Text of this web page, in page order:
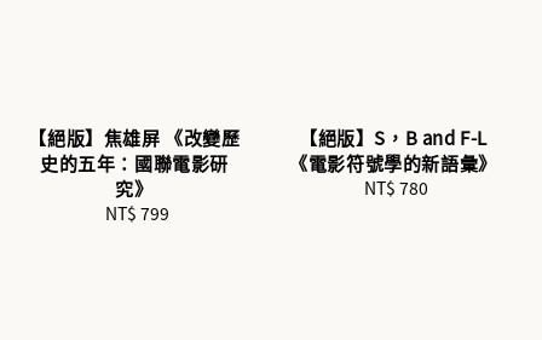
【絕版】焦雄屏 《改變歷
史的五年：國聯電影研
究》
Regular
NT$ 799
【絕版】S，B and F-L
《電影符號學的新語彙》
Regular
NT$ 780